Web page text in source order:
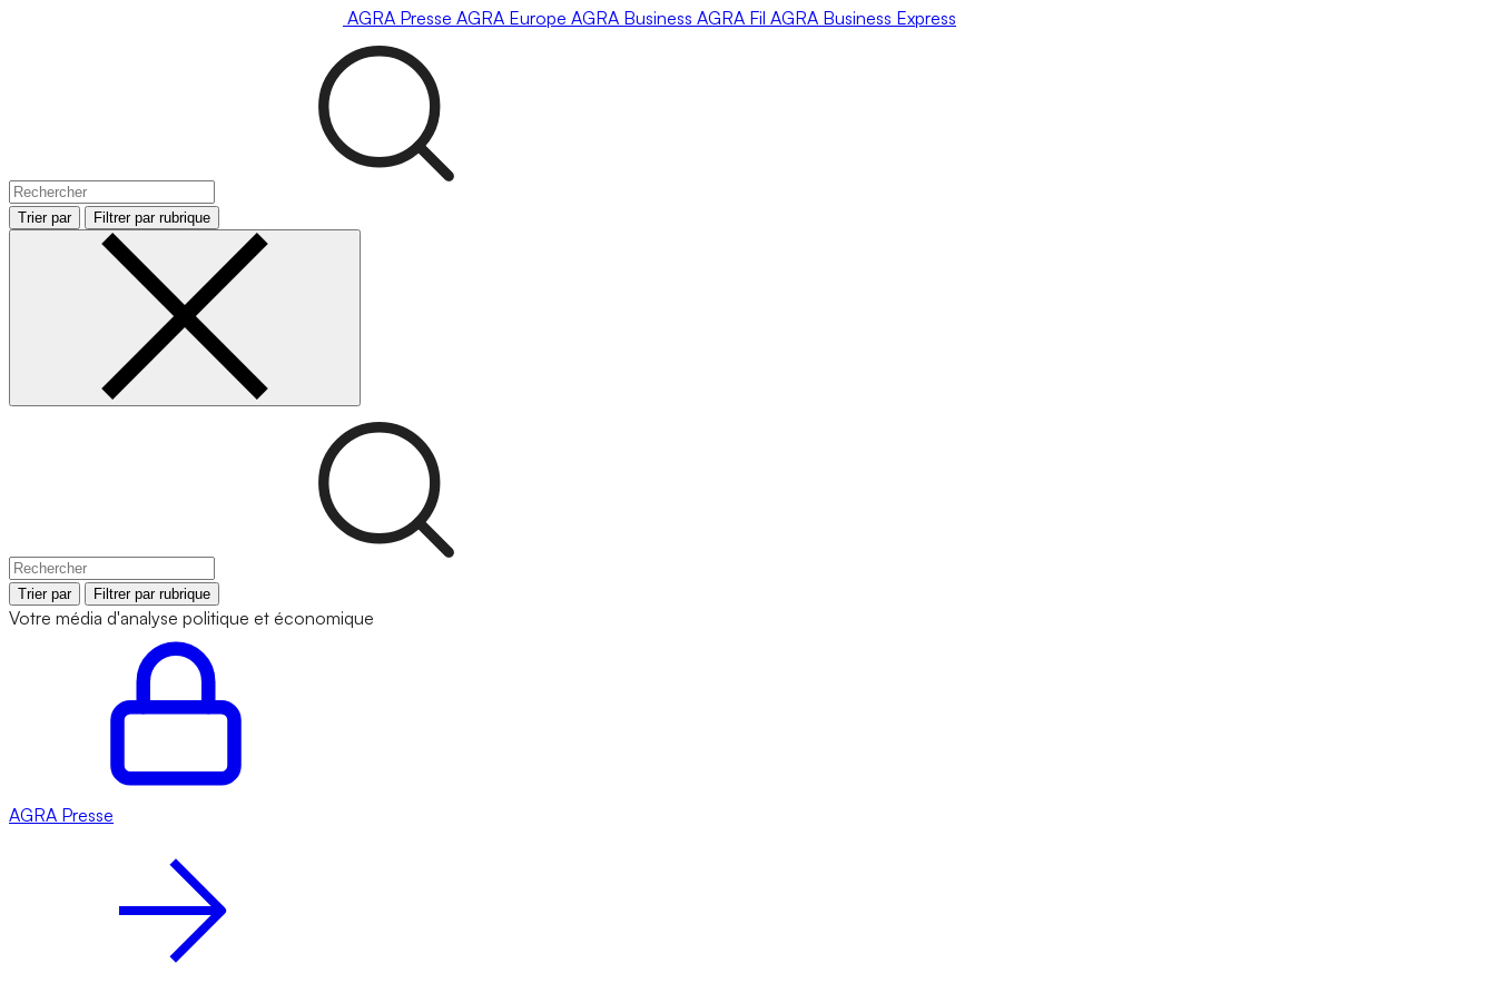
AGRA Presse AGRA Europe AGRA Business AGRA Fil AGRA Business Express
Trier par Filtrer par rubrique
Trier par Filtrer par rubrique
Votre média d'analyse politique et économique
AGRA Presse